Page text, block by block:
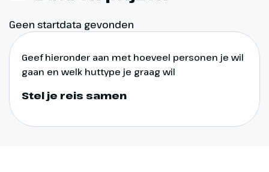
Al vroeg verlaten we de Domstad
en varen we richting Arnhem
waar we na een heerlijke lunch
om 14.00 uur afscheid van je
nemen. Je zal nog lang
terugdenken aan deze
Geen startdata gevonden
Geef hieronder aan met hoeveel personen je wil
gaan en welk huttype je graag wil
Stel je reis samen